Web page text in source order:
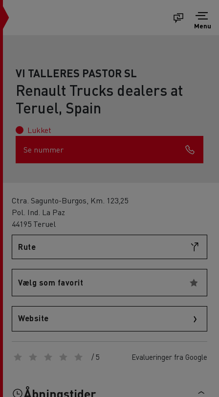
Menu
VI TALLERES PASTOR SL
Renault Trucks dealers at
Teruel, Spain
Lukket
Se nummer
Ctra. Sagunto-Burgos, Km. 123,25
Pol. Ind. La Paz
44195 Teruel
Rute
Vælg som favorit
Website
/ 5 Evalueringer fra Google
Åbningstider